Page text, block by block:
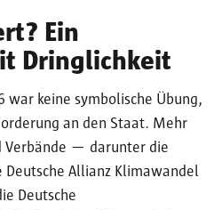
Ein
Dringlichkeit
war keine symbolische Übung,
an den Staat. Mehr
Verbände — darunter die
Deutsche Allianz Klimawandel
Deutsche